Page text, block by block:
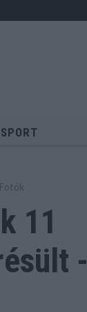
SPORT
11
-